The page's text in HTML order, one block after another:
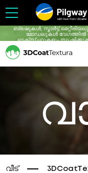
with love from Ukraine
ബ്രഷുകൾ, സ്മാർട്ട്
മോഡലുകൾ വേഗത്തിൽ
ടെക്സ്ചറുകളും
വീട്